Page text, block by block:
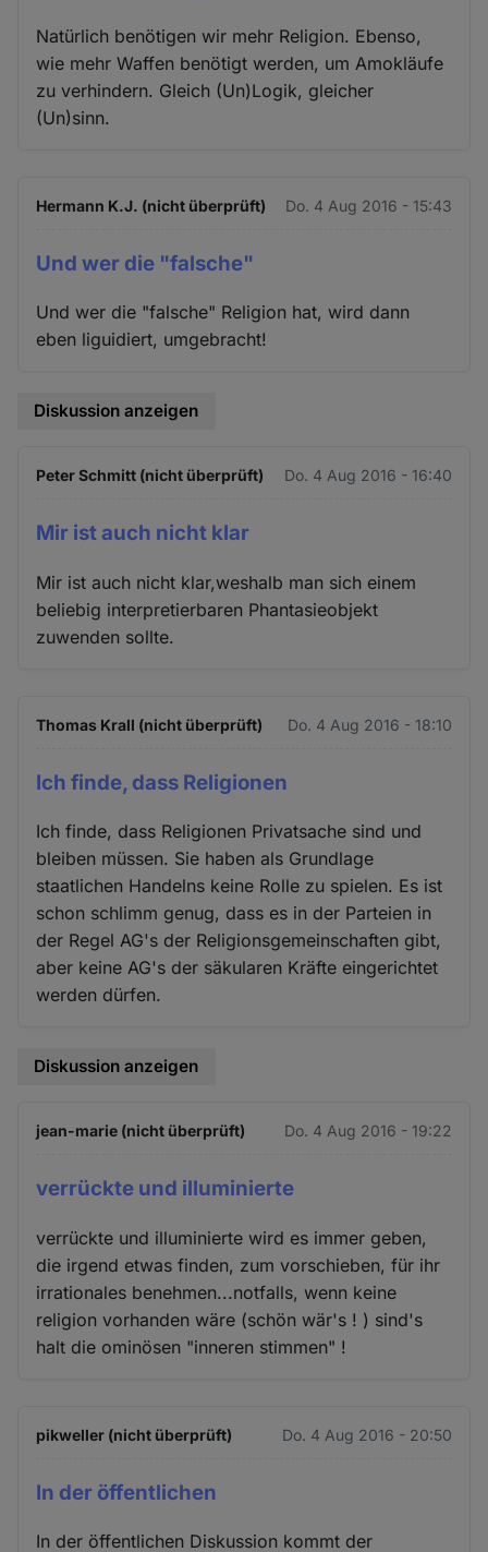
Natürlich benötigen wir mehr Religion. Ebenso,
wie mehr Waffen benötigt werden, um Amokläufe
zu verhindern. Gleich (Un)Logik, gleicher
(Un)sinn.
Hermann K.J. (nicht überprüft) Do. 4 Aug 2016 - 15:43
Und wer die "falsche"
Und wer die "falsche" Religion hat, wird dann
eben liguidiert, umgebracht!
Diskussion anzeigen
Peter Schmitt (nicht überprüft) Do. 4 Aug 2016 - 16:40
Mir ist auch nicht klar
Mir ist auch nicht klar,weshalb man sich einem
beliebig interpretierbaren Phantasieobjekt
zuwenden sollte.
Thomas Krall (nicht überprüft) Do. 4 Aug 2016 - 18:10
Ich finde, dass Religionen
Ich finde, dass Religionen Privatsache sind und
bleiben müssen. Sie haben als Grundlage
staatlichen Handelns keine Rolle zu spielen. Es ist
schon schlimm genug, dass es in der Parteien in
der Regel AG's der Religionsgemeinschaften gibt,
aber keine AG's der säkularen Kräfte eingerichtet
werden dürfen.
Diskussion anzeigen
jean-marie (nicht überprüft) Do. 4 Aug 2016 - 19:22
verrückte und illuminierte
verrückte und illuminierte wird es immer geben,
die irgend etwas finden, zum vorschieben, für ihr
irrationales benehmen...notfalls, wenn keine
religion vorhanden wäre (schön wär's ! ) sind's
halt die ominösen "inneren stimmen" !
pikweller (nicht überprüft) Do. 4 Aug 2016 - 20:50
In der öffentlichen
In der öffentlichen Diskussion kommt der